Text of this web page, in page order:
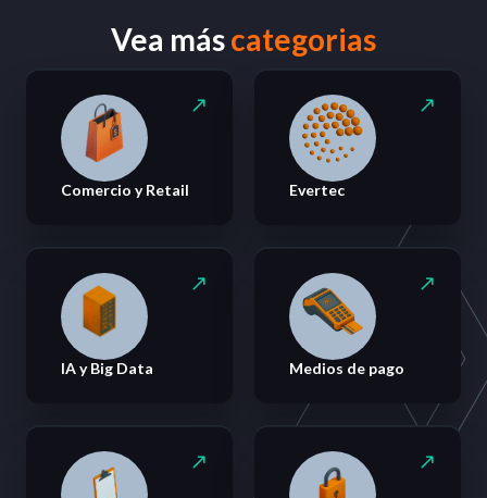
Vea máscategorias
Comercio y Retail Evertec
IA y Big Data Medios de pago